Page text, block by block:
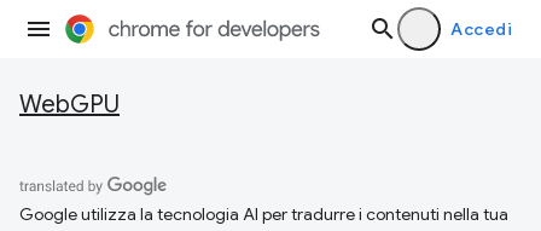
Accedi
WebGPU
Google utilizza la tecnologia AI per tradurre i contenuti nella tua